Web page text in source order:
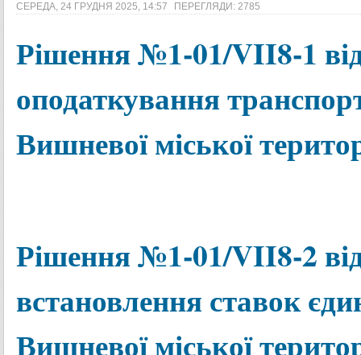
СЕРЕДА, 24 ГРУДНЯ 2025, 14:57 ПЕРЕГЛЯДИ: 2785
Рішення №1-01/VII8-1
оподаткування
Вишневої міської
Рішення №1-01/VII8-2
встановлення ставок
Вишневої міської